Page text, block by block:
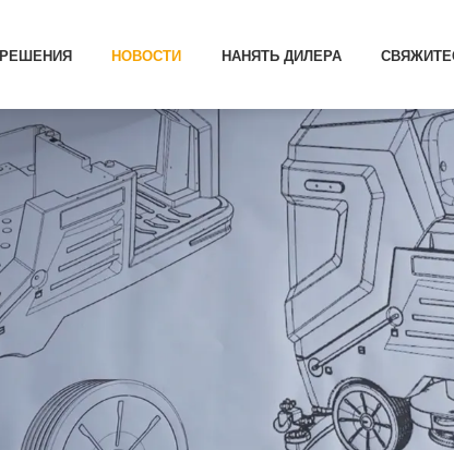
РЕШЕНИЯ НОВОСТИ НАНЯТЬ ДИЛЕРА